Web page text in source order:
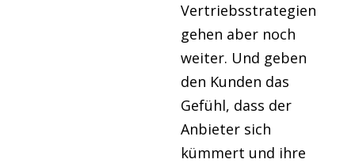
Vertriebsstrategien
gehen aber noch
weiter. Und geben
den Kunden das
Gefühl, dass der
Anbieter sich
kümmert und ihre